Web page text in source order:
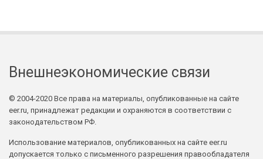
Внешнеэкономические связи
© 2004-2020 Все права на материалы, опубликованные на сайте
eer.ru, принадлежат редакции и охраняются в соответствии с
законодательством РФ.
Использование материалов, опубликованных на сайте eer.ru
допускается только с письменного разрешения правообладателя